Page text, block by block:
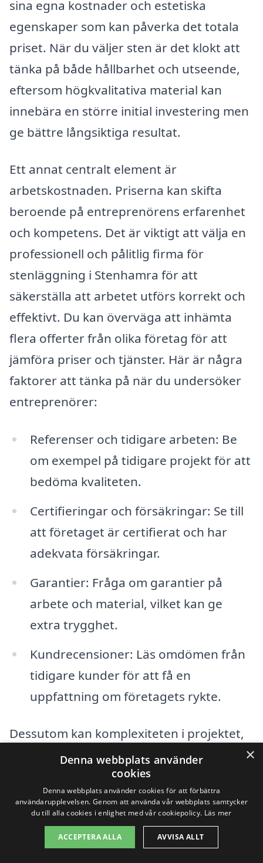
sina egna kostnader och estetiska
egenskaper som kan påverka det totala
priset. När du väljer sten är det klokt att
tänka på både hållbarhet och utseende,
eftersom högkvalitativa material kan
innebära en större initial investering men
ge bättre långsiktiga resultat.
Ett annat centralt element är
arbetskostnaden. Priserna kan skifta
beroende på entreprenörens erfarenhet
och kompetens. Det är viktigt att välja en
professionell och pålitlig firma för
stenläggning i Stenhamra för att
säkerställa att arbetet utförs korrekt och
effektivt. Du kan överväga att inhämta
flera offerter från olika företag för att
jämföra priser och tjänster. Här är några
faktorer att tänka på när du undersöker
entreprenörer:
Referenser och tidigare arbeten: Be
om exempel på tidigare projekt för att
bedöma kvaliteten.
Certifieringar och försäkringar: Se till
att företaget är certifierat och har
adekvata försäkringar.
Garantier: Fråga om garantier på
arbete och material, vilket kan ge
extra trygghet.
Kundrecensioner: Läs omdömen från
tidigare kunder för att få en
uppfattning om företagets rykte.
Dessutom kan komplexiteten i projektet,
såsom markens beskaffenhet och
eventuell förberedelse av området,
påverka kostnaderna. Om det krävs extra
arbete för att jämna ut marken eller ta
bort befintliga beläggningar kan detta
×
Denna webbplats använder
cookies
Denna webbplats använder cookies för att förbättra
användarupplevelsen. Genom att använda vår webbplats samtycker
du till alla cookies i enlighet med vår cookiepolicy. Läs mer
ACCEPTERA ALLA AVVISA ALLT